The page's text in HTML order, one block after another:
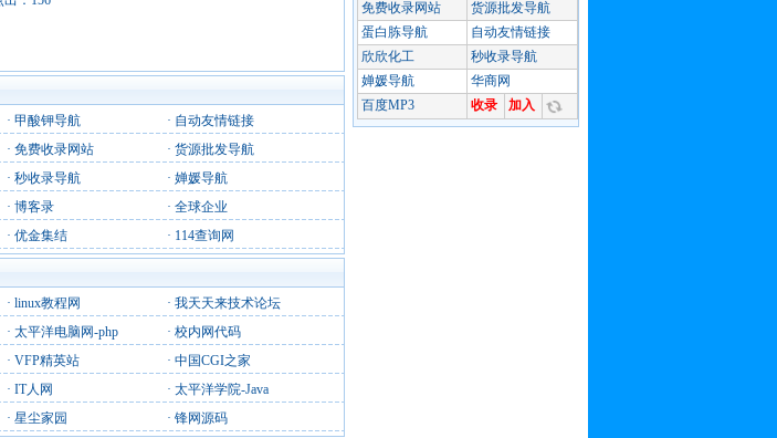
· 甲酸钾导航 · 自动友情链接
· 免费收录网站 · 货源批发导航
· 秒收录导航 · 婵媛导航
· 博客录 · 全球企业
· 优金集结 · 114查询网
· linux教程网 · 我天天来技术论坛
· 太平洋电脑网-php · 校内网代码
· VFP精英站 · 中国CGI之家
· IT人网 · 太平洋学院-Java
· 星尘家园 · 锋网源码